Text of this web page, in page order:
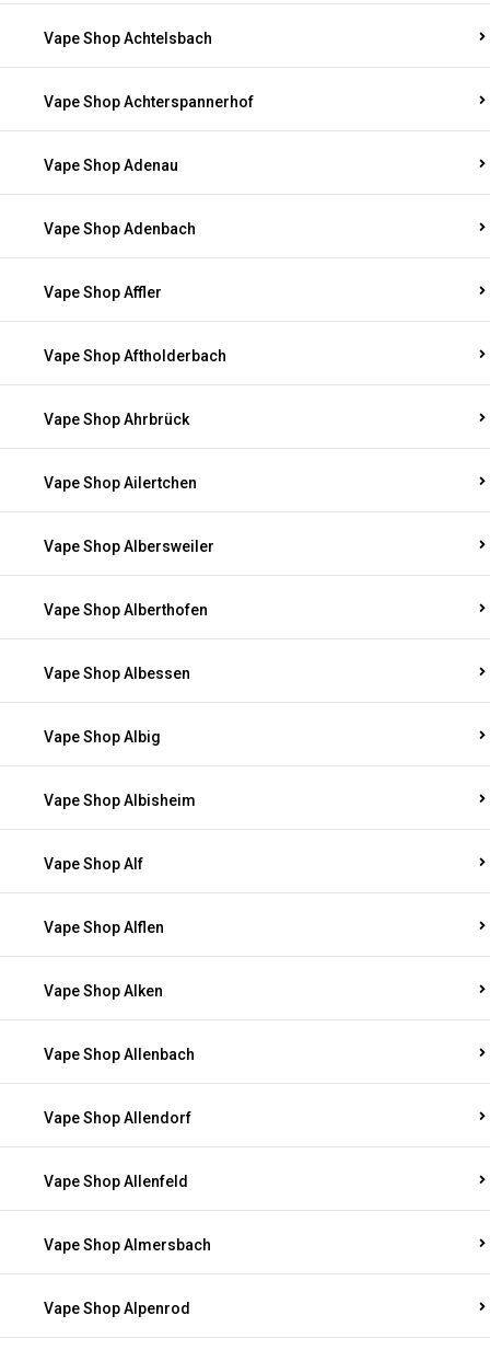
Vape Shop Achtelsbach
Vape Shop Achterspannerhof
Vape Shop Adenau
Vape Shop Adenbach
Vape Shop Affler
Vape Shop Aftholderbach
Vape Shop Ahrbrück
Vape Shop Ailertchen
Vape Shop Albersweiler
Vape Shop Alberthofen
Vape Shop Albessen
Vape Shop Albig
Vape Shop Albisheim
Vape Shop Alf
Vape Shop Alflen
Vape Shop Alken
Vape Shop Allenbach
Vape Shop Allendorf
Vape Shop Allenfeld
Vape Shop Almersbach
Vape Shop Alpenrod